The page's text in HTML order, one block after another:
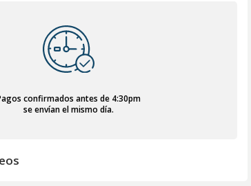
confirmados antes de 4:30pm
se envían el mismo día.